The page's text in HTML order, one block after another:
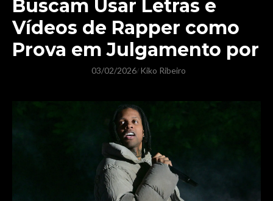
Buscam Usar Letras e
Vídeos de Rapper como
Prova em Julgamento por
03/02/2026/ Kiko Ribeiro